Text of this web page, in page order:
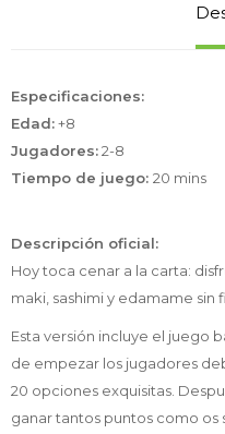
Especificaciones:
Edad:+8
Jugadores:2-8
Tiempo de juego: 20 mins
Descripción oficial:
Hoy toca cenar a la carta:
maki, sashimi y edamame sin
Esta versión incluye el juego
de empezar los jugadores
20 opciones exquisitas.
ganar tantos puntos como